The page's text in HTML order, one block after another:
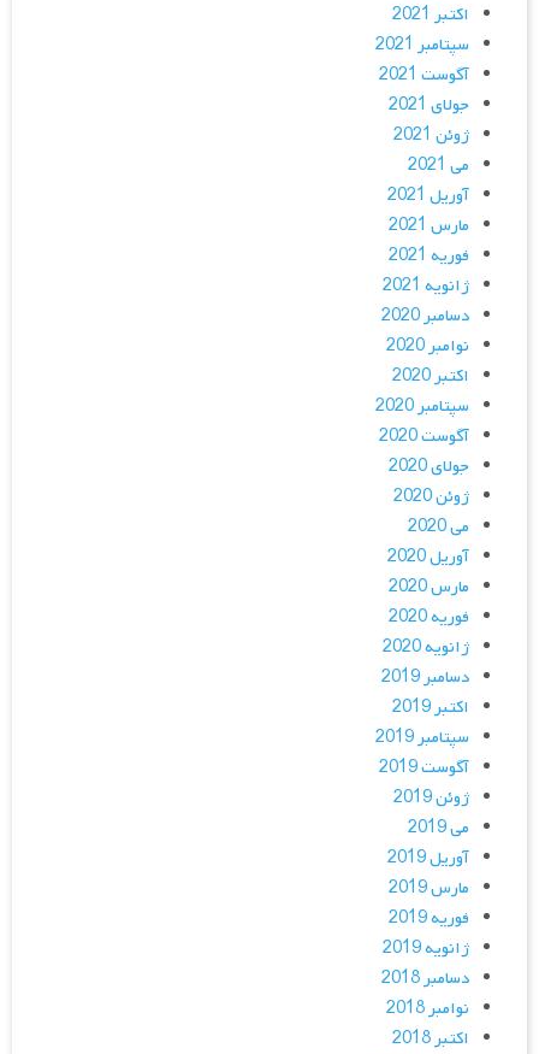
اکتبر 2021
سپتامبر 2021
آگوست 2021
جولای 2021
ژوئن 2021
می 2021
آوریل 2021
مارس 2021
فوریه 2021
ژانویه 2021
دسامبر 2020
نوامبر 2020
اکتبر 2020
سپتامبر 2020
آگوست 2020
جولای 2020
ژوئن 2020
می 2020
آوریل 2020
مارس 2020
فوریه 2020
ژانویه 2020
دسامبر 2019
اکتبر 2019
سپتامبر 2019
آگوست 2019
ژوئن 2019
می 2019
آوریل 2019
مارس 2019
فوریه 2019
ژانویه 2019
دسامبر 2018
نوامبر 2018
اکتبر 2018